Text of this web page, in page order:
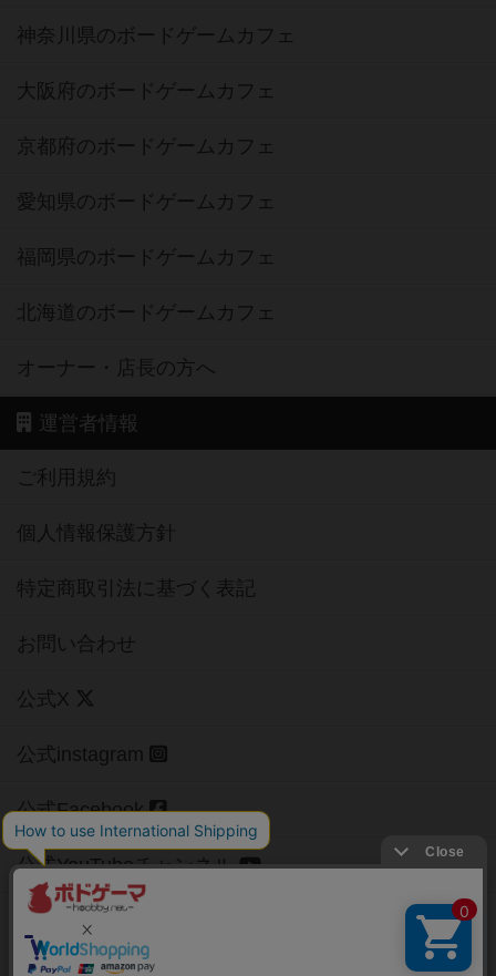
神奈川県のボードゲームカフェ
大阪府のボードゲームカフェ
京都府のボードゲームカフェ
愛知県のボードゲームカフェ
福岡県のボードゲームカフェ
北海道のボードゲームカフェ
オーナー・店長の方へ
運営者情報
ご利用規約
個人情報保護方針
特定商取引法に基づく表記
お問い合わせ
公式X
公式instagram
公式Facebook
公式YouTubeチャンネル